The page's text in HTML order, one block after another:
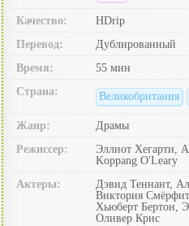
Качество:
HDrip
Перевод:
Дублированный
Время:
55 мин
Страна:
Великобритания
Жанр:
Драмы
Режиссер:
Эллиот Хегарти,
Koppang O'Leary
Актеры:
Дэвид Теннант,
Виктория
Хьюберт Бертон,
Оливер Крис